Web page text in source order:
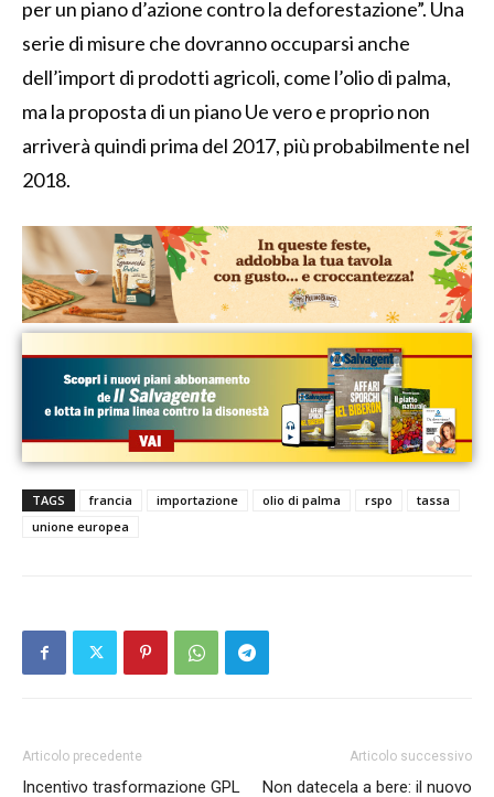
per un piano d’azione contro la deforestazione”. Una
serie di misure che dovranno occuparsi anche
dell’import di prodotti agricoli, come l’olio di palma,
ma la proposta di un piano Ue vero e proprio non
arriverà quindi prima del 2017, più probabilmente nel
2018.
TAGS francia importazione olio di palma rspo
tassa
unione europea
Articolo precedente
Incentivo trasformazione GPL
Articolo successivo
Non datecela a bere: il nuovo